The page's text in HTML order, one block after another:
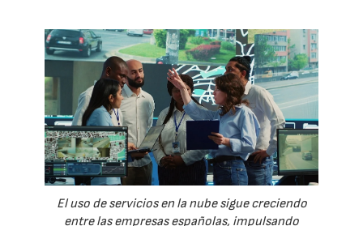
El uso de servicios en la nube sigue creciendo
entre las empresas españolas, impulsando